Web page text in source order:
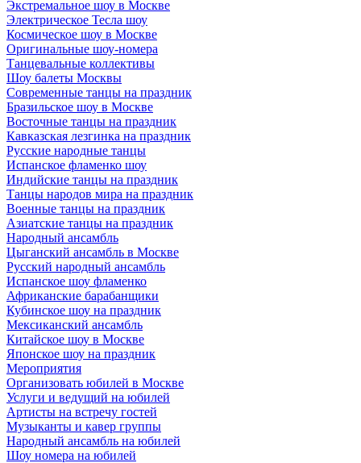
Экстремальное шоу в Москве
Электрическое Тесла шоу
Космическое шоу в Москве
Оригинальные шоу-номера
Танцевальные коллективы
Шоу балеты Москвы
Современные танцы на праздник
Бразильское шоу в Москве
Восточные танцы на праздник
Кавказская лезгинка на праздник
Русские народные танцы
Испанское фламенко шоу
Индийские танцы на праздник
Танцы народов мира на праздник
Военные танцы на праздник
Азиатские танцы на праздник
Народный ансамбль
Цыганский ансамбль в Москве
Русский народный ансамбль
Испанское шоу фламенко
Африканские барабанщики
Кубинское шоу на праздник
Мексиканский ансамбль
Китайское шоу в Москве
Японское шоу на праздник
Мероприятия
Организовать юбилей в Москве
Услуги и ведущий на юбилей
Артисты на встречу гостей
Музыканты и кавер группы
Народный ансамбль на юбилей
Шоу номера на юбилей